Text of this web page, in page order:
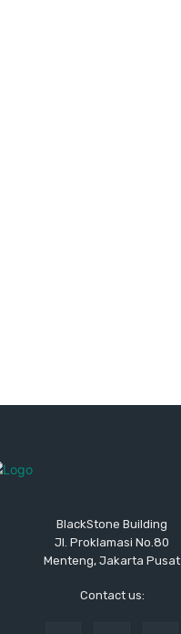
BlackStone Building
Jl. Proklamasi No.80
Menteng, Jakarta Pusat
Contact us: